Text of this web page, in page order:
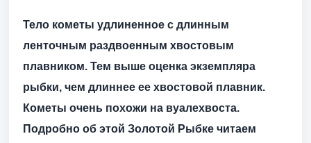
Тело кометы удлиненное с длинным
ленточным раздвоенным хвостовым
плавником. Тем выше оценка экземпляра
рыбки, чем длиннее ее хвостовой плавник.
Кометы очень похожи на вуалехвоста.
Подробно об этой Золотой Рыбке читаем